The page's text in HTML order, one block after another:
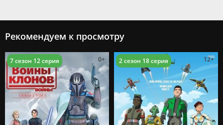
Рекомендуем к просмотру
7 сезон 12 серия 0+ 2 сезон 18 серия 12+